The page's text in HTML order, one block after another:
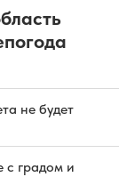
не будет
с градом и